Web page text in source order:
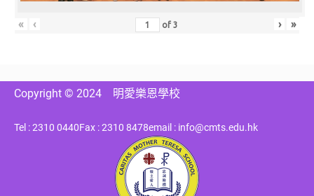
« ‹ of3 › »
Copyright © 2024 明愛樂恩學校
Tel : 2310 0440Fax : 2310 8478email : info@cmts.edu.hk